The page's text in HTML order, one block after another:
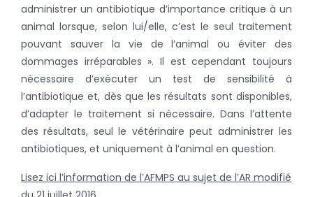
administrer un antibiotique d’importance critique à un
animal lorsque, selon lui/elle, c’est le seul traitement
pouvant sauver la vie de l’animal ou éviter des
dommages irréparables ». Il est cependant toujours
nécessaire d’exécuter un test de sensibilité à
l’antibiotique et, dès que les résultats sont disponibles,
d’adapter le traitement si nécessaire. Dans l’attente
des résultats, seul le vétérinaire peut administrer les
antibiotiques, et uniquement à l’animal en question.
Lisez ici l’information de l’AFMPS au sujet de l’AR modifié